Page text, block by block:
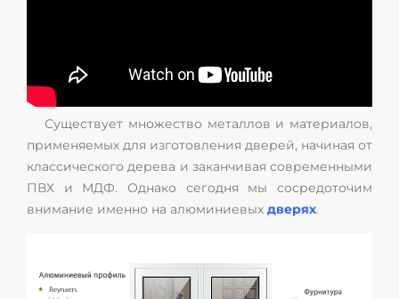
Существует множество металлов и материалов,
применяемых для изготовления дверей, начиная от
классического дерева и заканчивая современными
ПВХ и МДФ. Однако сегодня мы сосредоточим
внимание именно на алюминиевых дверях.